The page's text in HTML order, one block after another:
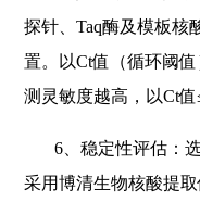
探针、Taq酶及模板核
置。以Ct值（循环阈
测灵敏度越高，以Ct值
6 、稳定性评估：
采用博清生物核酸提